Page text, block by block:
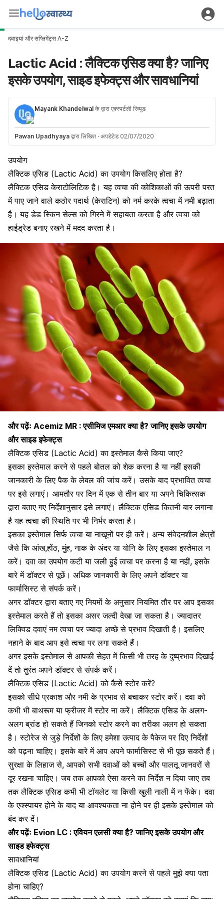
दवाइयां और सप्लिमेंट्स A-Z
Lactic Acid : लैक्टिक एसिड क्या है? जानिए
इसके उपयोग, साइड इफेक्ट्स और सावधानियां
Mayank Khandelwal के द्वारा एक्स्पर्टली रिव्यूड
Pawan Upadhyaya द्वारा लिखित · अपडेटेड 02/07/2020
उपयोग
लैक्टिक एसिड (Lactic Acid) का उपयोग किसलिए होता है?
लैक्टिक एसिड केराटोलिटिक है। यह त्वचा की कोशिकाओं की ऊपरी परत
में पाए जाने वाले कठोर पदार्थ (केराटिन) को नर्म करके त्वचा में नमी बढ़ाता
है। यह डेड स्किन सेल्स को गिरने में सहायता करता है और त्वचा को
हाईड्रेड बनाए रखने में मदद करता है।
और पढ़ेंः Acemiz MR : एसीमिज एमआर क्या है? जानिए इसके उपयोग
और साइड इफेक्ट्स
लैक्टिक एसिड (Lactic Acid) का इस्तेमाल कैसे किया जाए?
इसका इस्तेमाल करने से पहले बोतल को शेक करना है या नहीं इसकी
जानकारी के लिए पैक के लेबल की जांच करें। उसके बाद प्रभावित त्वचा
पर इसे लगाएं। आमतौर पर दिन में एक से तीन बार या अपने चिकित्सक
द्वारा बताए गए निर्देशानुसार इसे लगाएं। लैक्टिक एसिड कितनी बार लगाना
है यह त्वचा की स्थिति पर भी निर्भर करता है।
इसका इस्तेमाल सिर्फ त्वचा या नाखूनों पर ही करें। अन्य संवेदनशील क्षेत्रों
जैसे कि आंख,होंठ, मुंह, नाक के अंदर या योनि के लिए इसका इस्तेमाल न
करें। दवा का उपयोगकटी या जली हुई त्वचा पर करना है या नहीं, इसके
बारे में डॉक्टर से पूछें। अधिक जानकारी के लिए अपने डॉक्टर या
फार्मासिस्ट से संपर्क करें।
अगर डॉक्टर द्वारा बताए गए नियमों के अनुसार नियमित तौर पर आप इसका
इस्तेमाल करते हैं तो इसका असर जल्दी देखा जा सकता है। ज्यादातर
लिक्विड दवाएं नम त्वचा पर ज्यादा अच्छे से प्रभाव दिखाती है। इसलिए
नहाने के बाद आप इसे त्वचा पर लगा सकते हैं।
अगर इसके इस्तेमाल से आपकी सेहत में किसी भी तरह के दुष्प्रभाव दिखाई
दें तो तुरंत अपने डॉक्टर से संपर्क करें।
लैक्टिक एसिड (Lactic Acid) को कैसे स्टोर करें?
इसको सीधे प्रकाश और नमी के प्रभाव से बचाकर स्टोर करें। दवा को
कभी भी बाथरूम या फ्रीजर में स्टोर ना करें। लैक्टिक एसिड के अलग-
अलग ब्रांड हो सकते हैं जिनको स्टोर करने का तरीका अलग हो सकता
है। स्टोरेज से जुड़े निर्देशों के लिए हमेशा उत्पाद के पैकेज पर दिए निर्देशों
को पढ़ना चाहिए। इसके बारे में आप अपने फार्मासिस्ट से भी पूछ सकते हैं।
सुरक्षा के लिहाज से, आपको सभी दवाओं को बच्चों और पालतू जानवरों से
दूर रखना चाहिए।जब तक आपको ऐसा करने का निर्देश न दिया जाए तब
तक लैक्टिक एसिड कभी भीटॉयलेटया किसी खुली नाली में न फेंके। दवा
के एक्स्पायर होने के बाद या आवश्यकता ना होने पर ही इसके इस्तेमाल को
बंद कर दें।
और पढ़ेंः Evion LC : एवियन एलसी क्या है? जानिए इसके उपयोग और
साइड इफेक्ट्स
सावधानियां
लैक्टिक एसिड (Lactic Acid) का उपयोग करने से पहले मुझे क्या पता
होना चाहिए?